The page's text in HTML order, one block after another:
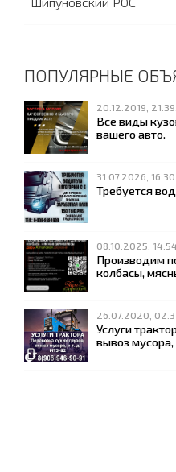
ПОПУЛЯРНЫЕ
20.12.2019,
Все виды
вашего авто.
31.07.2026,
Требуется
08.10.2025,
Производим
колбасы,
26.07.2020,
Услуги
вывоз мусора,